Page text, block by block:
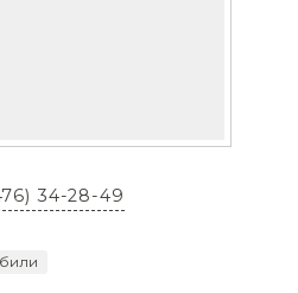
34-28-49